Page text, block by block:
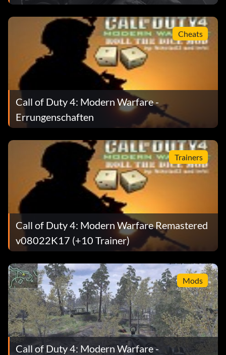
Cheats
Call of Duty 4: Modern Warfare -
Errungenschaften
Trainers
Call of Duty 4: Modern Warfare Remastered
v08022K17 (+10 Trainer)
Mods
Call of Duty 4: Modern Warfare -